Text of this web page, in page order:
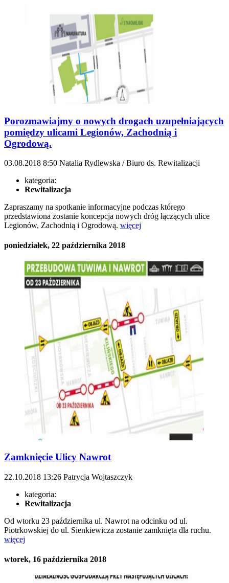
Porozmawiajmy o nowych drogach uzupełniających
pomiędzy ulicami Legionów, Zachodnią i
Ogrodową.
03.08.2018 8:50 Natalia Rydlewska / Biuro ds. Rewitalizacji
kategoria:
Rewitalizacja
Zapraszamy na spotkanie informacyjne podczas którego
przedstawiona zostanie koncepcja nowych dróg łączących ulice
Legionów, Zachodnią i Ogrodową. więcej
poniedziałek, 22 października 2018
Zamknięcie Ulicy Nawrot
22.10.2018 13:26 Patrycja Wojtaszczyk
kategoria:
Rewitalizacja
Od wtorku 23 października ul. Nawrot na odcinku od ul.
Piotrkowskiej do ul. Sienkiewicza zostanie zamknięta dla ruchu.
więcej
wtorek, 16 października 2018